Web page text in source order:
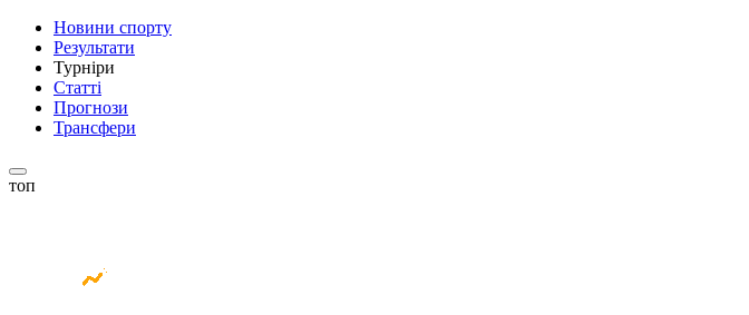
Новини спорту
Результати
Турніри
Статті
Прогнози
Трансфери
топ